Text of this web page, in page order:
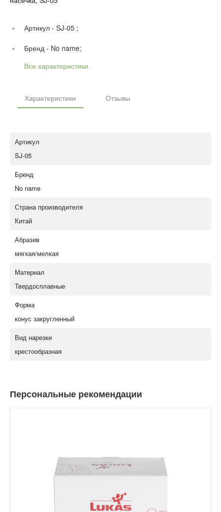
Артикул - SJ-05 ;
Бренд - No name;
Все характеристики
Характеристики Отзывы
Артикул
SJ-05
Бренд
No name
Страна производителя
Китай
Абразив
мягкая/мелкая
Материал
Твердосплавные
Форма
конус закругленный
Вид нарезки
крестообразная
Персональные рекомендации